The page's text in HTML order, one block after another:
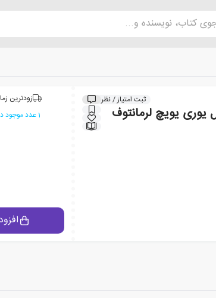
کتاب، نویسنده و...
ثبت امتیاز / نظر
یوری یویچ لرمانتوف
زودترین
1 عدد موجود در انبار ایران کتاب